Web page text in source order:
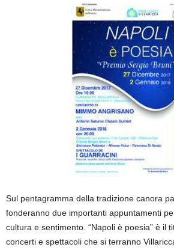
Sul pentagramma della tradizione canora
fonderanno due importanti appuntamenti
cultura e sentimento. “Napoli è poesia” è il
concerti e spettacoli che si terranno